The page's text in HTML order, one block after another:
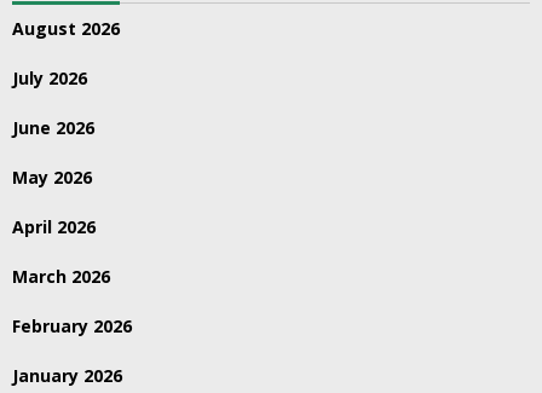
August 2026
July 2026
June 2026
May 2026
April 2026
March 2026
February 2026
January 2026